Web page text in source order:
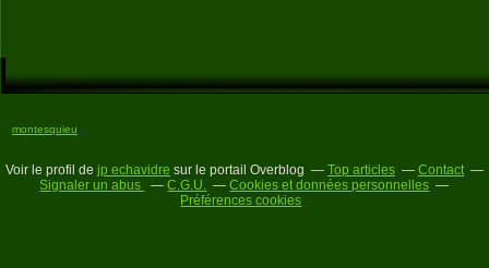
montesquieu
Voir le profil de jp echavidre sur le portail Overblog Top articles
Contact
Signaler un abus
C.G.U.
Cookies et données personnelles
Préférences cookies